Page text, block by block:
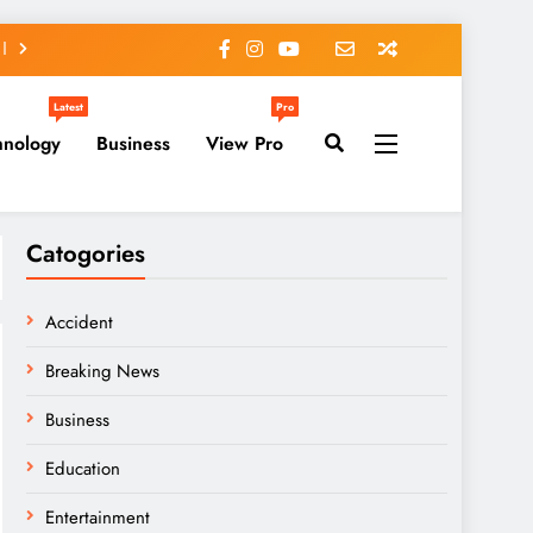
Latest
Business View Pro
Pro
Catogories
Accident
Breaking News
Business
Education
Entertainment